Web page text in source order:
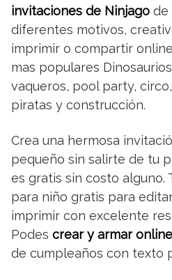
invitaciones de Ninjago de
diferentes motivos,
imprimir o compartir
mas populares
vaqueros, pool party,
piratas y construcción.
Crea una hermosa
pequeño sin salirte de tu
es gratis sin costo alguno.
para niño gratis para
imprimir con excelente
Podes crear y armar
de cumpleaños con texto